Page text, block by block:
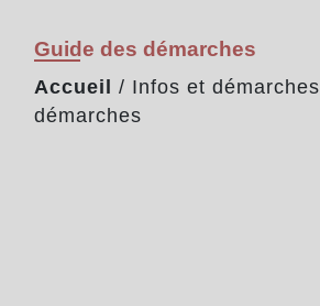
Guide des démarches
Accueil / Infos et démarches
démarches